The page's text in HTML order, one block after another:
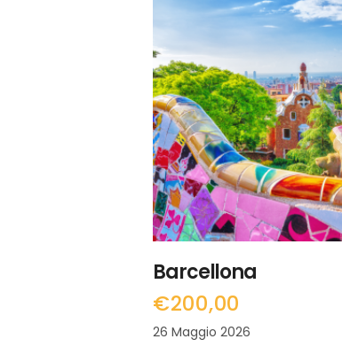
LEGGI TUTTO
Barcellona
€200,00
26 Maggio 2026